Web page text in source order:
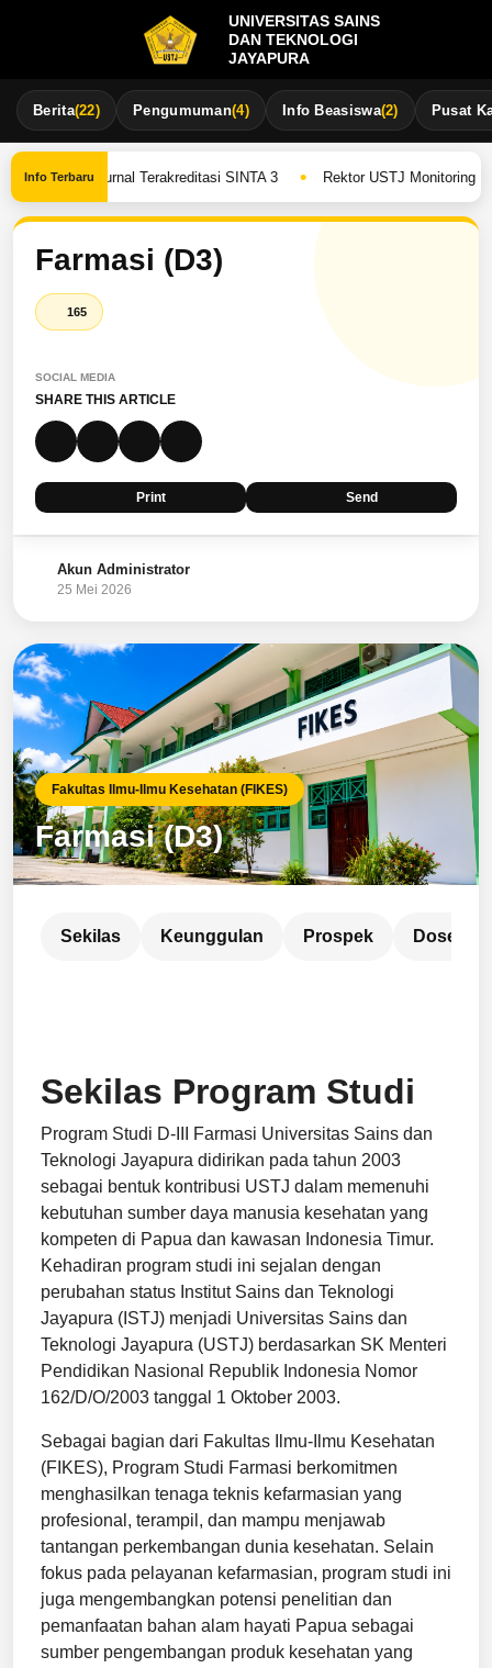
UNIVERSITAS SAINS
DAN TEKNOLOGI
JAYAPURA
Berita(22) Pengumuman(4) Info Beasiswa(2) Pusat
Info Terbaru
Jurnal Terakreditasi SINTA 3 • Rektor USTJ Monitoring
Farmasi (D3)
165
SOCIAL MEDIA
SHARE THIS ARTICLE
Print Send
Akun Administrator
25 Mei 2026
Fakultas Ilmu-Ilmu Kesehatan (FIKES)
Farmasi (D3)
Sekilas Keunggulan Prospek Dosen
Sekilas Program Studi
Program Studi D-III Farmasi Universitas Sains dan
Teknologi Jayapura didirikan pada tahun 2003
sebagai bentuk kontribusi USTJ dalam memenuhi
kebutuhan sumber daya manusia kesehatan yang
kompeten di Papua dan kawasan Indonesia Timur.
Kehadiran program studi ini sejalan dengan
perubahan status Institut Sains dan Teknologi
Jayapura (ISTJ) menjadi Universitas Sains dan
Teknologi Jayapura (USTJ) berdasarkan SK Menteri
Pendidikan Nasional Republik Indonesia Nomor
162/D/O/2003 tanggal 1 Oktober 2003.
Sebagai bagian dari Fakultas Ilmu-Ilmu Kesehatan
(FIKES), Program Studi Farmasi berkomitmen
menghasilkan tenaga teknis kefarmasian yang
profesional, terampil, dan mampu menjawab
tantangan perkembangan dunia kesehatan. Selain
fokus pada pelayanan kefarmasian, program studi ini
juga mengembangkan potensi penelitian dan
pemanfaatan bahan alam hayati Papua sebagai
sumber pengembangan produk kesehatan yang